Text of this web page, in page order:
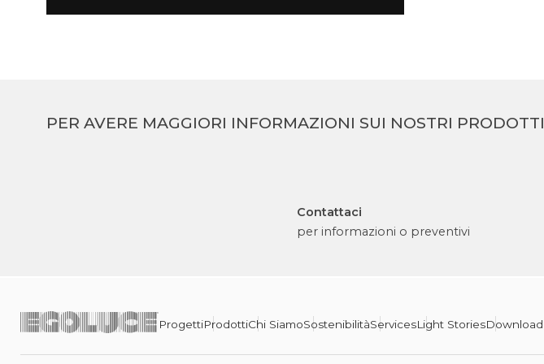
PER AVERE MAGGIORI INFORMAZIONI SUI NOSTRI PRODOTTI
Contattaci
per informazioni o preventivi
ProgettiProdottiChi SiamoSostenibilitàServicesLight StoriesDownload